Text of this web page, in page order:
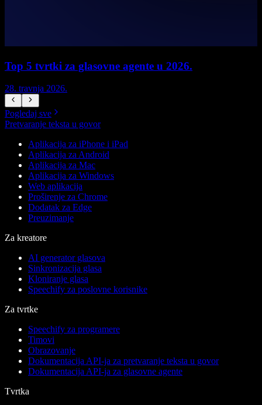
Top 5 tvrtki za glasovne agente u 2026.
28. travnja 2026.
Pogledaj sve
Pretvaranje teksta u govor
Aplikacija za iPhone i iPad
Aplikacija za Android
Aplikacija za Mac
Aplikacija za Windows
Web aplikacija
Proširenje za Chrome
Dodatak za Edge
Preuzimanje
Za kreatore
AI generator glasova
Sinkronizacija glasa
Kloniranje glasa
Speechify za poslovne korisnike
Za tvrtke
Speechify za programere
Timovi
Obrazovanje
Dokumentacija API-ja za pretvaranje teksta u govor
Dokumentacija API-ja za glasovne agente
Tvrtka